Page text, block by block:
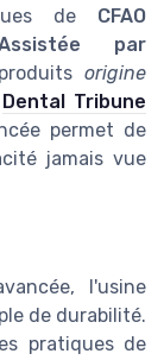
de CFAO
par
origine
Dental Tribune
permet de
jamais vue
l'usine
de durabilité.
pratiques de